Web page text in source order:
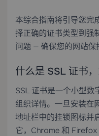
本综合指南将引导您完
择正确的证书类型到强
问题 — 确保您的网站保
什么是 SSL 证书
SSL 证书是一个小型数
组织详情。一旦安装在
地址栏中的挂锁图标并
它，Chrome 和